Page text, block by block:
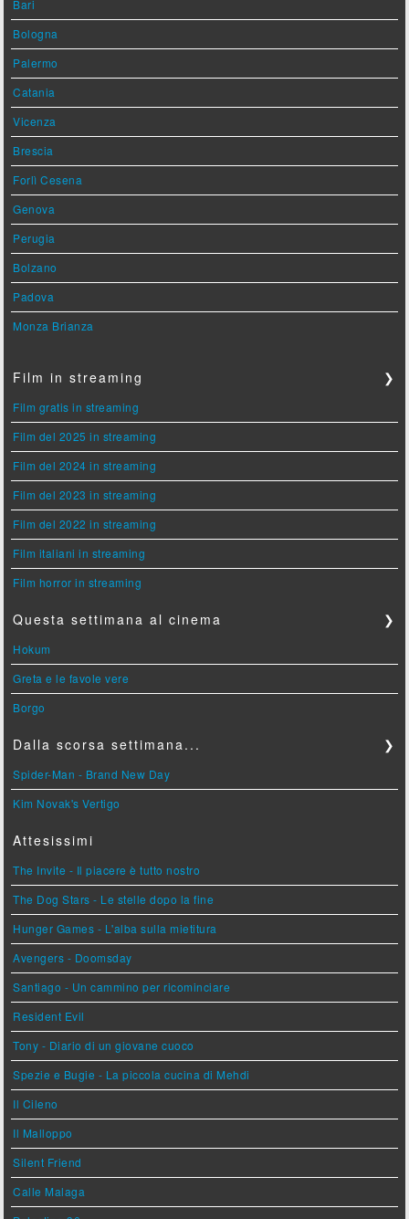
Bari
Bologna
Palermo
Catania
Vicenza
Brescia
Forlì Cesena
Genova
Perugia
Bolzano
Padova
Monza Brianza
Film in streaming ❯
Film gratis in streaming
Film del 2025 in streaming
Film del 2024 in streaming
Film del 2023 in streaming
Film del 2022 in streaming
Film italiani in streaming
Film horror in streaming
Questa settimana al cinema ❯
Hokum
Greta e le favole vere
Borgo
Dalla scorsa settimana... ❯
Spider-Man - Brand New Day
Kim Novak's Vertigo
Attesissimi
The Invite - Il piacere è tutto nostro
The Dog Stars - Le stelle dopo la fine
Hunger Games - L'alba sulla mietitura
Avengers - Doomsday
Santiago - Un cammino per ricominciare
Resident Evil
Tony - Diario di un giovane cuoco
Spezie e Bugie - La piccola cucina di Mehdi
Il Cileno
Il Malloppo
Silent Friend
Calle Malaga